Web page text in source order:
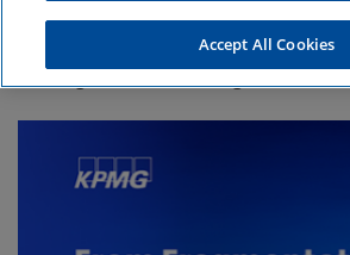
zusammengefasst in einem
Schwerpunkte: Geopolitik,
Accept All Cookies